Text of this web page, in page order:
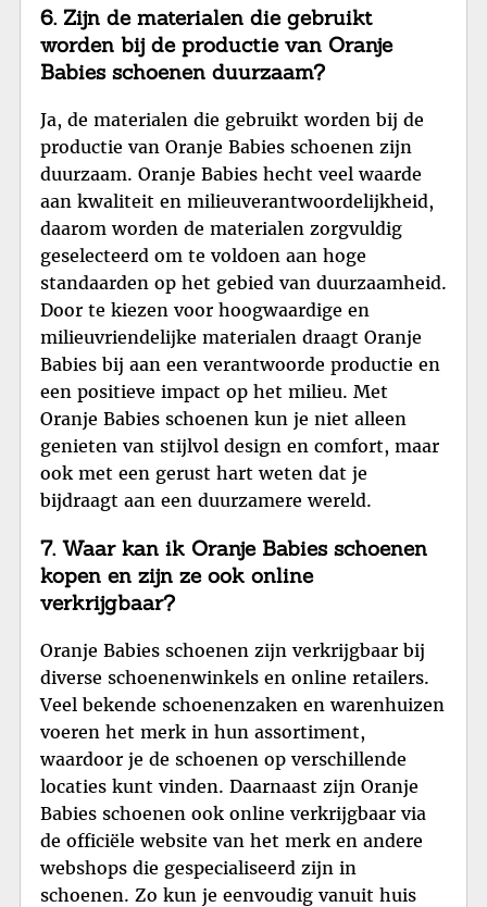
6. Zijn de materialen die gebruikt
worden bij de productie van Oranje
Babies schoenen duurzaam?
Ja, de materialen die gebruikt worden bij de
productie van Oranje Babies schoenen zijn
duurzaam. Oranje Babies hecht veel waarde
aan kwaliteit en milieuverantwoordelijkheid,
daarom worden de materialen zorgvuldig
geselecteerd om te voldoen aan hoge
standaarden op het gebied van duurzaamheid.
Door te kiezen voor hoogwaardige en
milieuvriendelijke materialen draagt Oranje
Babies bij aan een verantwoorde productie en
een positieve impact op het milieu. Met
Oranje Babies schoenen kun je niet alleen
genieten van stijlvol design en comfort, maar
ook met een gerust hart weten dat je
bijdraagt aan een duurzamere wereld.
7. Waar kan ik Oranje Babies schoenen
kopen en zijn ze ook online
verkrijgbaar?
Oranje Babies schoenen zijn verkrijgbaar bij
diverse schoenenwinkels en online retailers.
Veel bekende schoenenzaken en warenhuizen
voeren het merk in hun assortiment,
waardoor je de schoenen op verschillende
locaties kunt vinden. Daarnaast zijn Oranje
Babies schoenen ook online verkrijgbaar via
de officiële website van het merk en andere
webshops die gespecialiseerd zijn in
schoenen. Zo kun je eenvoudig vanuit huis